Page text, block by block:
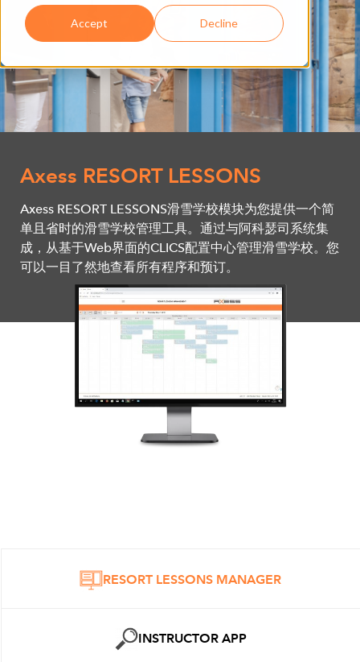
Accept Decline
Axess RESORT LESSONS
Axess RESORT LESSONS滑雪学校模块为您提供一个简
单且省时的滑雪学校管理工具。通过与阿科瑟司系统集
成，从基于Web界面的CLICS配置中心管理滑雪学校。您
可以一目了然地查看所有程序和预订。
RESORT LESSONS MANAGER
INSTRUCTOR APP